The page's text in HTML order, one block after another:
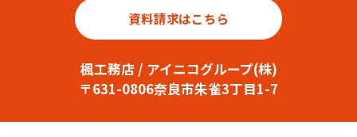
資料請求はこちら
楓工務店 / アイニコグループ(株)
〒631-0806奈良市朱雀3丁目1-7